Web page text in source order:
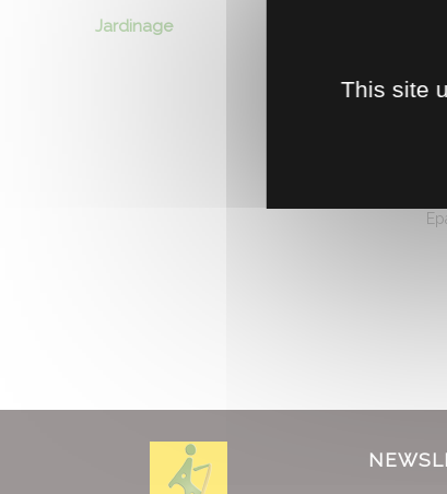
Jardinage
This site